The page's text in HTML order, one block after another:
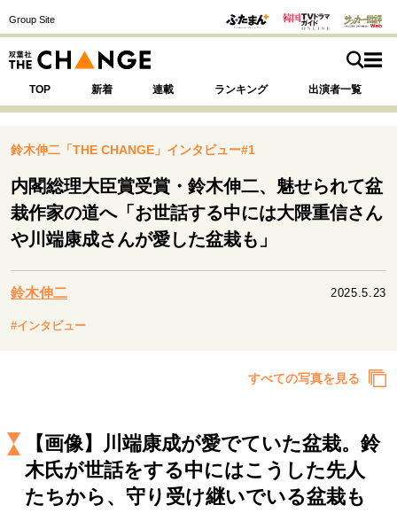
Group Site
TOP 新着 連載 ランキング 出演者一覧
SPECIAL 注目の記事テーマで探す
運命を変えた出会い
挫折からの再起
表現者の葛藤
セカンドキャリアの描き方
独立という決断
大人の学び直し
ファーストキャリアを拓く
夢を掴む選択
鈴木伸二「THE CHANGE」インタビュー#1
内閣総理大臣賞受賞・鈴木伸二、魅せられて盆
栽作家の道へ「お世話する中には大隈重信さん
や川端康成さんが愛した盆栽も」
鈴木伸二 2025.5.23
#インタビュー
すべての写真を見る
【画像】川端康成が愛でていた盆栽。鈴
木氏が世話をする中にはこうした先人
たちから、守り受け継いでいる盆栽も